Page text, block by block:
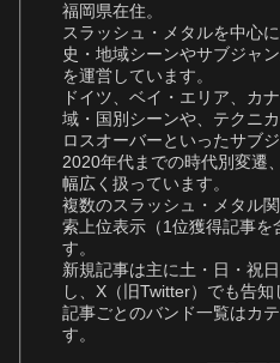
福岡県在住。
スラッシュ・メタルを中心
史・地域シーンやサブジャ
を運営しています。
ドイツ、ベイ・エリア、カ
域・国別シーンや、テクニ
ロスオーバーといったサブ
2020年代までの時代別変遷
幅広く扱っています。
複数のスラッシュ・メタル
索上位表示（1位獲得記事を
す。
新規記事は主に土・日・祝
し、X（旧Twitter）でも告知
記事ごとのバンド一覧はカ
す。